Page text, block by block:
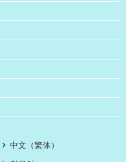
中文（繁体）